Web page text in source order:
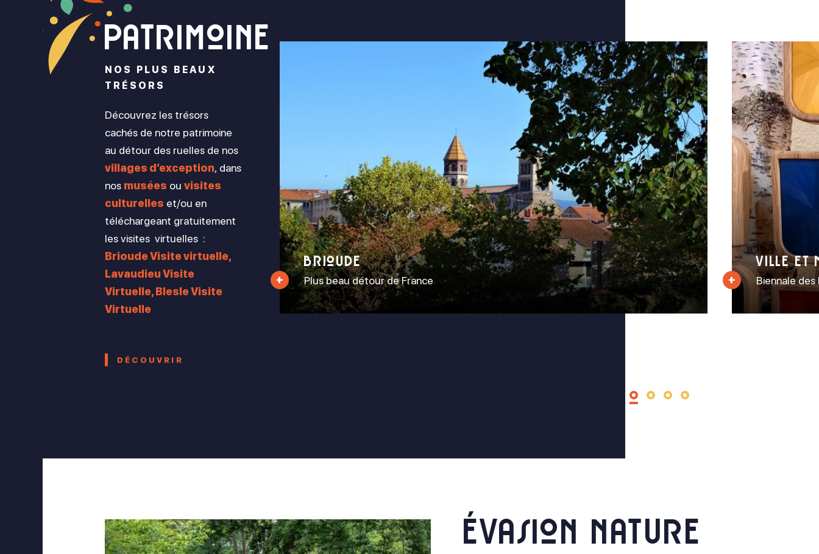
Patrimoine
NOS PLUS BEAUX
TRÉSORS
Découvrez les trésors
cachés de notre patrimoine
au détour des ruelles de nos
villages d’exception, dans
nos musées ou visites
culturelles et/ou en
téléchargeant gratuitement
les visites virtuelles :
Brioude Visite virtuelle,
Lavaudieu Visite
Virtuelle, Blesle Visite
Virtuelle
DÉCOUVRIR
Brioude
Plus beau détour de France
Ville et
Biennale
évasion nature